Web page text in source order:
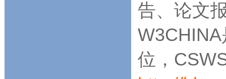
告、论文
位，